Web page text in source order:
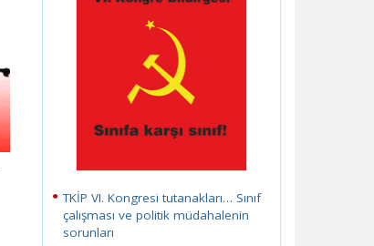
TKİP VI. Kongresi tutanakları… Sınıf
çalışması ve politik müdahalenin
sorunları